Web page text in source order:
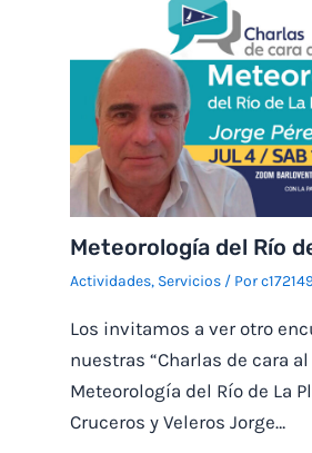
Meteorología del Río
Actividades, Servicios/ Por
Los invitamos a ver otro
nuestras “Charlas de cara al
Meteorología del Río de La
Cruceros y Veleros Jorge…